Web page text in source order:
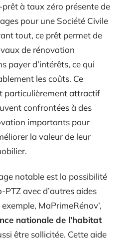
prêt à taux zéro présente de
pour une Société Civile
tout, ce prêt permet de
de rénovation
payer d’intérêts, ce qui
les coûts. Ce
particulièrement attractif
confrontées à des
importants pour
la valeur de leur
notable est la possibilité
PTZ avec d’autres aides
MaPrimeRénov’,
nationale de l’habitat
être sollicitée. Cette aide